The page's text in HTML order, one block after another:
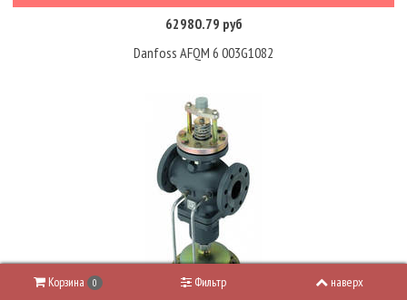
62980.79 руб
Danfoss AFQM 6 003G1082
Корзина 0 Фильтр наверх